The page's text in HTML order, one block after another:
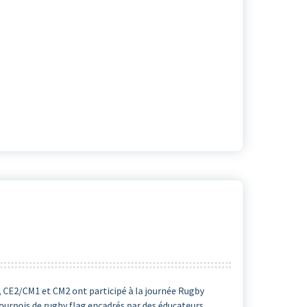
CM1 et CM2 ont participé à la journée Rugby